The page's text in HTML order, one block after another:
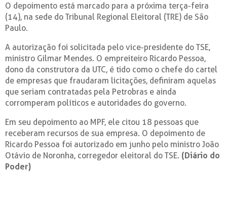
O depoimento está marcado para a próxima terça-feira
(14), na sede do Tribunal Regional Eleitoral (TRE) de São
Paulo.
A autorização foi solicitada pelo vice-presidente do TSE,
ministro Gilmar Mendes. O empreiteiro Ricardo Pessoa,
dono da construtora da UTC, é tido como o chefe do cartel
de empresas que fraudaram licitações, definiram aquelas
que seriam contratadas pela Petrobras e ainda
corromperam políticos e autoridades do governo.
Em seu depoimento ao MPF, ele citou 18 pessoas que
receberam recursos de sua empresa. O depoimento de
Ricardo Pessoa foi autorizado em junho pelo ministro João
Otávio de Noronha, corregedor eleitoral do TSE. (Diário do
Poder)